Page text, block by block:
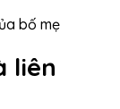
bố mẹ
liên